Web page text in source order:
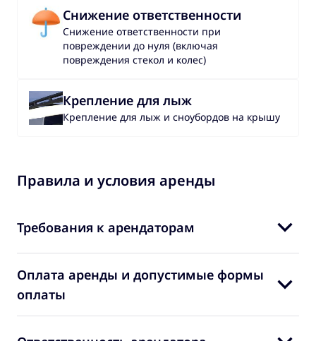
Снижение ответственности
Снижение ответственности при
повреждении до нуля (включая
повреждения стекол и колес)
Крепление для лыж
Крепление для лыж и сноубордов на крышу
Правила и условия аренды
Требования к арендаторам
Оплата аренды и допустимые формы
оплаты